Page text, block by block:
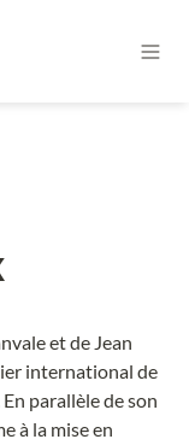
et de Jean
international de
parallèle de son
à la mise en